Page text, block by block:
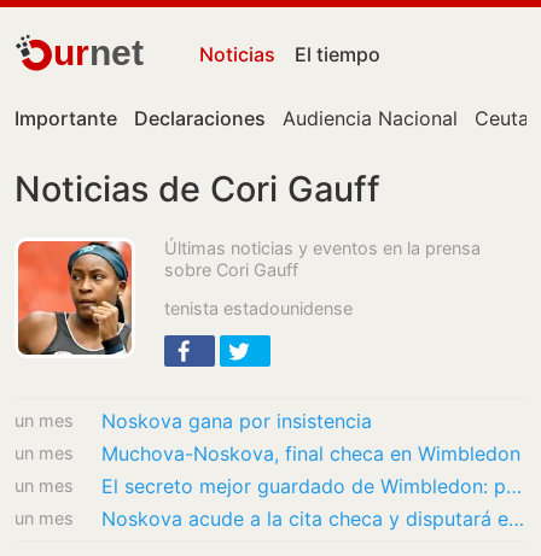
urnet Noticias El tiempo
Importante Declaraciones Audiencia Nacional Ceuta
Noticias de Cori Gauff
Últimas noticias y eventos en la prensa
sobre Cori Gauff
tenista estadounidense
un mes Noskova gana por insistencia
un mes Muchova-Noskova, final checa en Wimbledon
un mes El secreto mejor guardado de Wimbledon: por qué estrellas como Djokovic y Gauff prefieren…
un mes Noskova acude a la cita checa y disputará el título a Muchova